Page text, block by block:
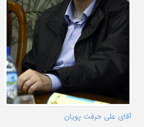
آقای علی حرفت پویان